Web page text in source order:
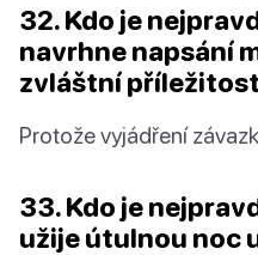
32. Kdo je
navrhne napsání
zvláštní
Protože vyjádření
33. Kdo je
užije útulnou noc